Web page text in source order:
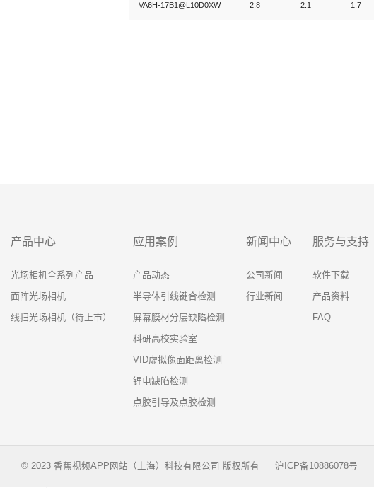
VA6H-17B1@L10D0XW 2.8 2.1 1.7
产品中心
光场相机全系列产品
面阵光场相机
线扫光场相机（待上市）
应用案例
产品动态
半导体引线键合检测
屏幕膜材分层缺陷检测
科研高校实验室
VID虚拟像面距离检测
锂电缺陷检测
点胶引导及点胶检测
新闻中心
公司新闻
行业新闻
服务与支持
软件下载
产品资料
FAQ
© 2023 香蕉视频APP网站（上海）科技有限公司 版权所有 沪ICP备10886078号